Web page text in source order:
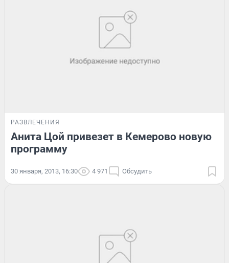
РАЗВЛЕЧЕНИЯ
Анита Цой привезет в Кемерово новую
программу
30 января, 2013, 16:30 4 971 Обсудить